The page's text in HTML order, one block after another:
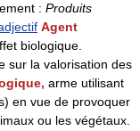
: Produits
Agent
biologique.
sur la valorisation des
arme utilisant
en vue de provoquer
ou les végétaux.